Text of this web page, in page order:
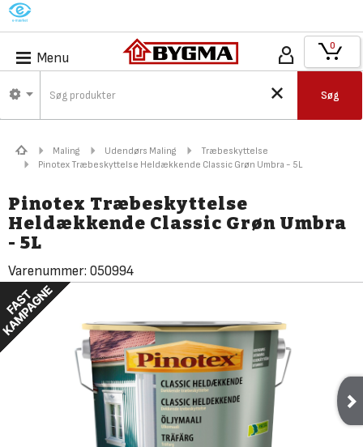
M
Menu
Søg
0
Maling Udendørs Maling
Træbeskyttelse
Pinotex Træbeskyttelse Heldækkende Classic Grøn Umbra - 5L
Pinotex Træbeskyttelse
Heldækkende Classic Grøn Umbra
- 5L
Varenummer: 050994